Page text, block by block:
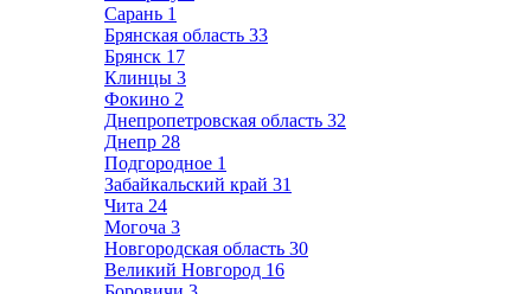
Сарань 1
Брянская область 33
Брянск 17
Клинцы 3
Фокино 2
Днепропетровская область 32
Днепр 28
Подгородное 1
Забайкальский край 31
Чита 24
Могоча 3
Новгородская область 30
Великий Новгород 16